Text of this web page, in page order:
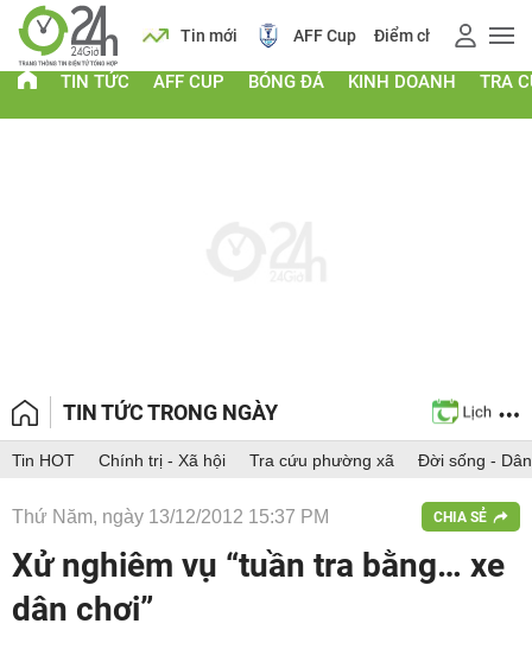
Lịch Tin mới AFF Cup Điểm chuẩn 2026
TIN TỨC AFF CUP BÓNG ĐÁ KINH DOANH TRA
TIN TỨC TRONG NGÀY
Tin HOT Chính trị - Xã hội Tra cứu phường xã Đời sống -
Thứ Năm, ngày 13/12/2012 15:37 PM CHIA SẺ
Xử nghiêm vụ “tuần tra bằng… xe
dân chơi”